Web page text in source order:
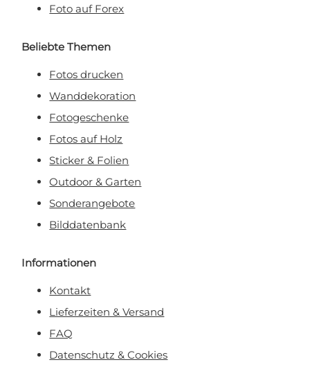
Foto auf Forex
Beliebte Themen
Fotos drucken
Wanddekoration
Fotogeschenke
Fotos auf Holz
Sticker & Folien
Outdoor & Garten
Sonderangebote
Bilddatenbank
Informationen
Kontakt
Lieferzeiten & Versand
FAQ
Datenschutz & Cookies